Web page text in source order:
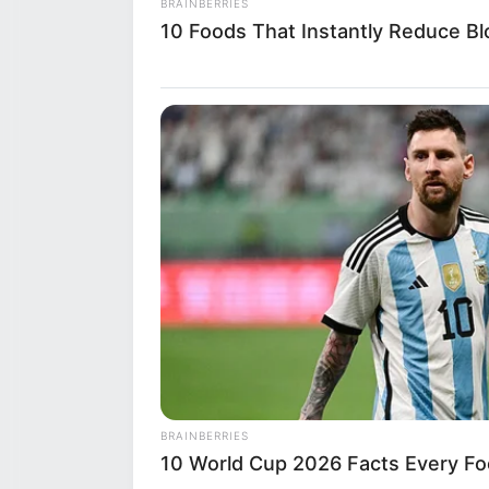
άμεση, υπέκυψε στα
Η FWC αναφέρει ότι:
στην οικογένεια και
δύσκολη στιγμή.”
Η επίθεση συνέβη δύο
28χρονου άνδρα , ο
δημοφιλή παραλία
Δείτε όλες τις τελευταίες
BRAINBERRIES
10 Foods That Instantly Reduce
BRAINBERRIES
10 World Cup 2026 Facts Every